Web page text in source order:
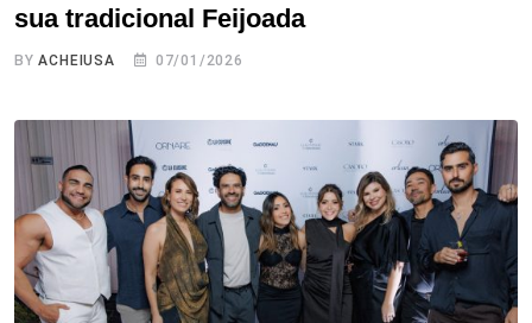
sua tradicional Feijoada
BYACHEIUSA 07/01/2026